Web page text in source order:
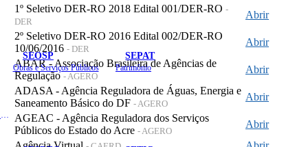
SEOSP
Obras e Serviços Públicos
SEPAT
Patrimônio
1º Seletivo DER-RO 2018 Edital 001/DER-RO -
DER
Abrir
2º Seletivo DER-RO 2016 Edital 002/DER-RO
10/06/2016 - DER
Abrir
ABAR - Associação Brasileira de Agências de
Regulação- AGERO
Abrir
ADASA - Agência Reguladora de Águas, Energia e
Saneamento Básico do DF - AGERO
Abrir
AGEAC - Agência Reguladora dos Serviços
Públicos do Estado do Acre - AGERO
Abrir